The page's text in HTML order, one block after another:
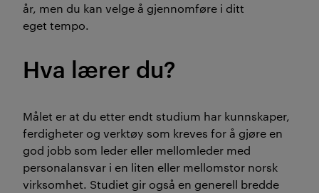
år, men du kan velge å gjennomføre i ditt
eget tempo.
Hva lærer du?
Målet er at du etter endt studium har kunnskaper,
ferdigheter og verktøy som kreves for å gjøre en
god jobb som leder eller mellomleder med
personalansvar i en liten eller mellomstor norsk
virksomhet. Studiet gir også en generell bredde